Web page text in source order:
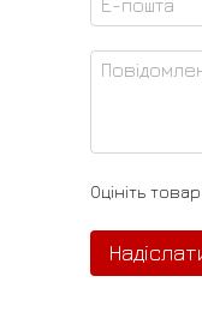
Оцініть товар